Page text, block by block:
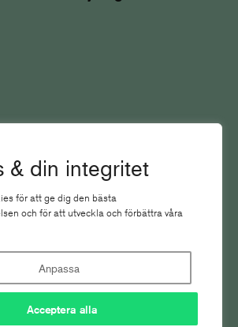
& din integritet
för att ge dig den bästa
och för att utveckla och förbättra våra
Anpassa
Acceptera alla
av Tidskriftspriset